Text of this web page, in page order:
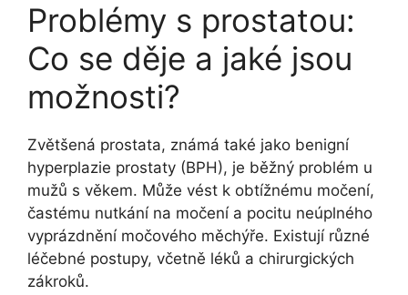
Problémy s prostatou:
Co se děje a jaké jsou
možnosti?
Zvětšená prostata, známá také jako benigní
hyperplazie prostaty (BPH), je běžný problém u
mužů s věkem. Může vést k obtížnému močení,
častému nutkání na močení a pocitu neúplného
vyprázdnění močového měchýře. Existují různé
léčebné postupy, včetně léků a chirurgických
zákroků.